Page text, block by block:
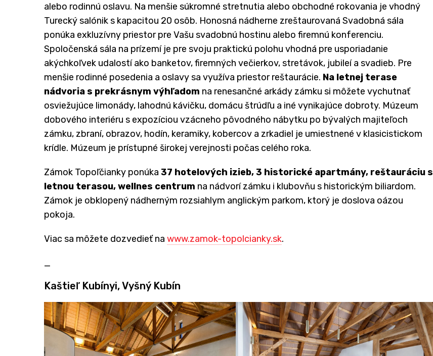
alebo rodinnú oslavu. Na menšie súkromné stretnutia alebo obchodné rokovania je vhodný
Turecký salónik s kapacitou 20 osôb. Honosná nádherne zreštaurovaná Svadobná sála
ponúka exkluzívny priestor pre Vašu svadobnú hostinu alebo firemnú konferenciu.
Spoločenská sála na prízemí je pre svoju praktickú polohu vhodná pre usporiadanie
akýchkoľvek udalostí ako banketov, firemných večierkov, stretávok, jubileí a svadieb. Pre
menšie rodinné posedenia a oslavy sa využíva priestor reštaurácie. Na letnej terase
nádvoria s prekrásnym výhľadom na renesančné arkády zámku si môžete vychutnať
osviežujúce limonády, lahodnú kávičku, domácu štrúdľu a iné vynikajúce dobroty. Múzeum
dobového interiéru s expozíciou vzácneho pôvodného nábytku po bývalých majiteľoch
zámku, zbraní, obrazov, hodín, keramiky, kobercov a zrkadiel je umiestnené v klasicistickom
krídle. Múzeum je prístupné širokej verejnosti počas celého roka.
Zámok Topoľčianky ponúka 37 hotelových izieb, 3 historické apartmány, reštauráciu s
letnou terasou, wellnes centrum na nádvorí zámku i klubovňu s historickým biliardom.
Zámok je obklopený nádherným rozsiahlym anglickým parkom, ktorý je doslova oázou
pokoja.
Viac sa môžete dozvedieť na www.zamok-topolcianky.sk.
_
Kaštieľ Kubínyi, Vyšný Kubín